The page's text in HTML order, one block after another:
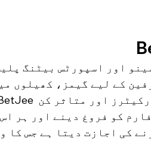
کے لیے گیمز، کھیلوں
کی اجازت دیتا ہے جس کا